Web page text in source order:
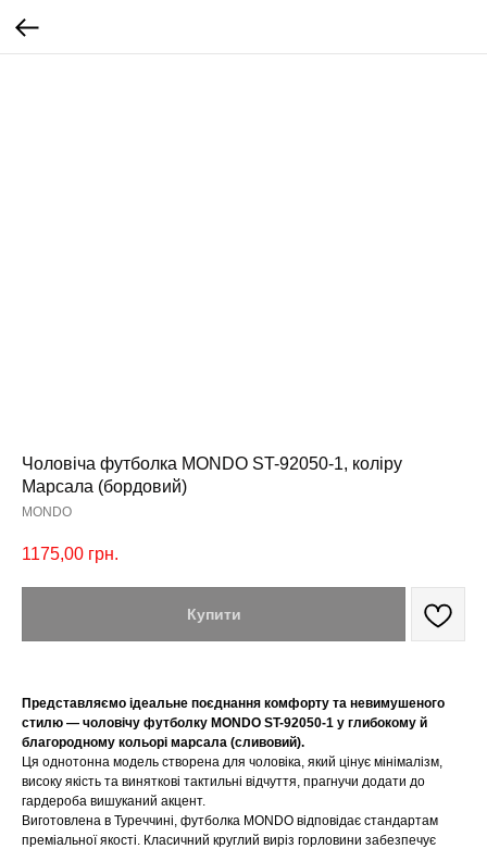
Чоловіча футболка MONDO ST-92050-1, коліру
Марсала (бордовий)
MONDO
1175,00 грн.
Купити
Представляємо ідеальне поєднання комфорту та невимушеного
стилю — чоловічу футболку MONDO ST-92050-1 у глибокому й
благородному кольорі марсала (сливовий).
Ця однотонна модель створена для чоловіка, який цінує мінімалізм,
високу якість та виняткові тактильні відчуття, прагнучи додати до
гардероба вишуканий акцент.
Виготовлена в Туреччині, футболка MONDO відповідає стандартам
преміальної якості. Класичний круглий виріз горловини забезпечує